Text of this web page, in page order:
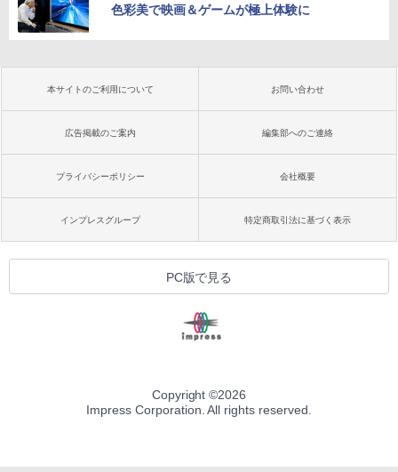
色彩美で映画＆ゲームが極上体験に
本サイトのご利用について お問い合わせ
広告掲載のご案内 編集部へのご連絡
プライバシーポリシー 会社概要
インプレスグループ 特定商取引法に基づく表示
PC版で見る
Copyright ©2026
Impress Corporation. All rights reserved.